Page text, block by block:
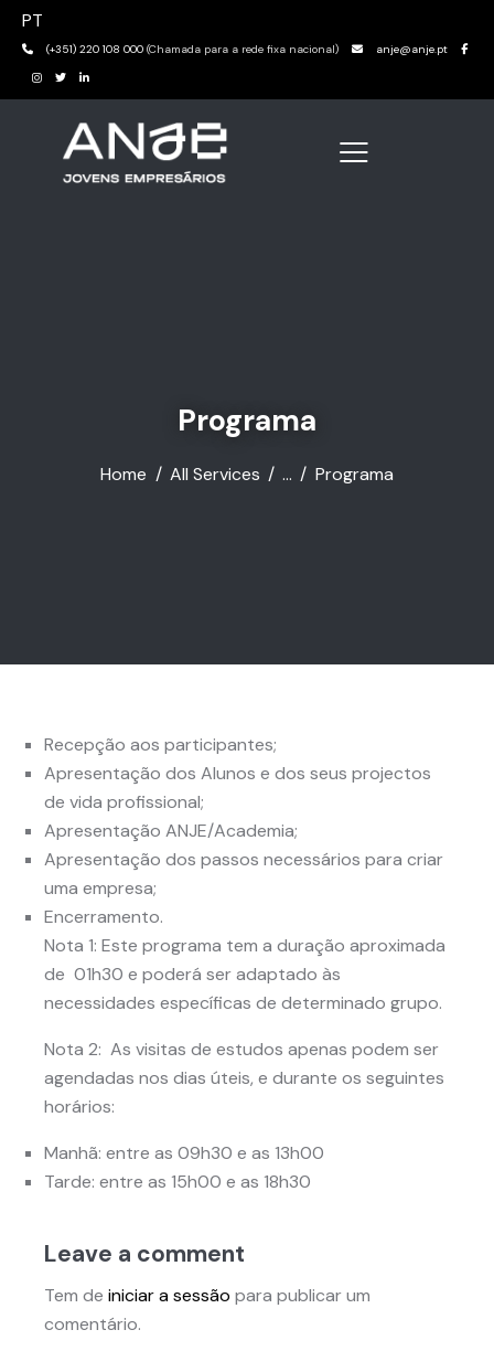
PT
(+351) 220 108 000 (Chamada para a rede fixa nacional) anje@anje.pt
Programa
Home All Services ... Programa
Recepção aos participantes;
Apresentação dos Alunos e dos seus projectos
de vida profissional;
Apresentação ANJE/Academia;
Apresentação dos passos necessários para criar
uma empresa;
Encerramento.
Nota 1: Este programa tem a duração aproximada
de 01h30 e poderá ser adaptado às
necessidades específicas de determinado grupo.
Nota 2: As visitas de estudos apenas podem ser
agendadas nos dias úteis, e durante os seguintes
horários:
Manhã: entre as 09h30 e as 13h00
Tarde: entre as 15h00 e as 18h30
Leave a comment
Tem de iniciar a sessão para publicar um
comentário.